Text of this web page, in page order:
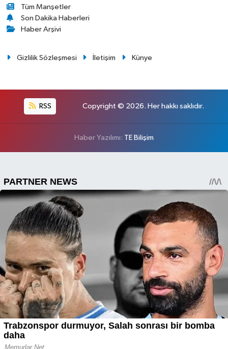
Tüm Manşetler
Son Dakika Haberleri
Haber Arşivi
Gizlilik Sözleşmesi İletişim Künye
RSS Copyright © 2026. Her hakkı saklıdır.
Haber Yazılımı: TE Bilişim